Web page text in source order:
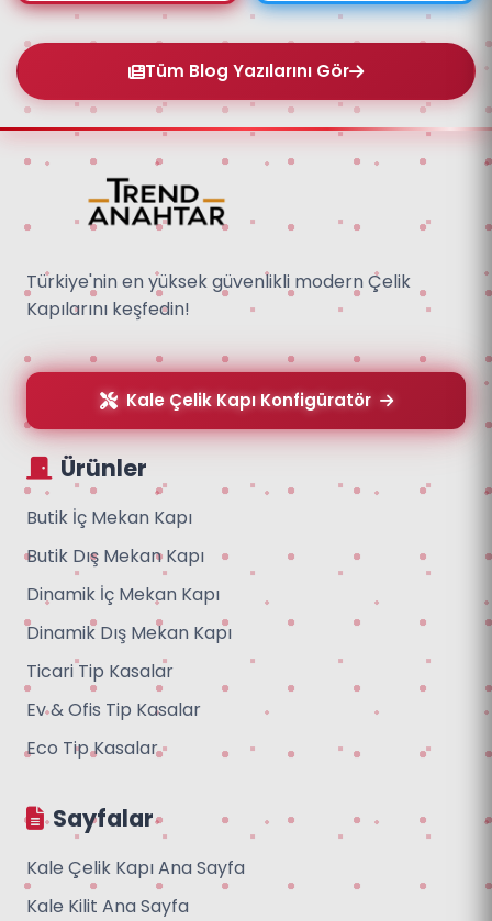
Tüm Blog Yazılarını Gör
Türkiye'nin en yüksek güvenlikli modern Çelik
Kapılarını keşfedin!
Kale Çelik Kapı Konfigüratör
Ürünler
Butik İç Mekan Kapı
Butik Dış Mekan Kapı
Dinamik İç Mekan Kapı
Dinamik Dış Mekan Kapı
Ticari Tip Kasalar
Ev & Ofis Tip Kasalar
Eco Tip Kasalar
Sayfalar
Kale Çelik Kapı Ana Sayfa
Kale Kilit Ana Sayfa